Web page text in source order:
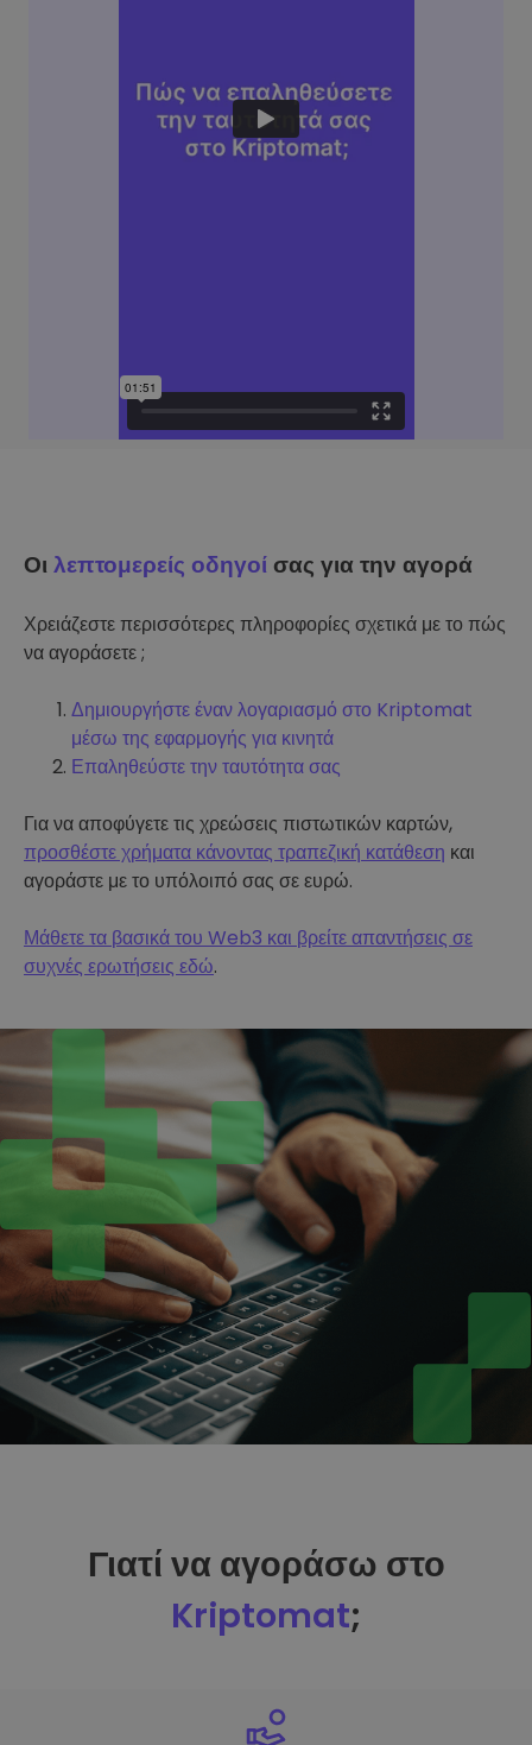
Οιλεπτομερείς οδηγοί σας για την αγορά
Χρειάζεστε περισσότερες πληροφορίες σχετικά με το πώς
να αγοράσετε ;
Δημιουργήστε έναν λογαριασμό στο Kriptomat
μέσω της εφαρμογής για κινητά
Επαληθεύστε την ταυτότητα σας
Για να αποφύγετε τις χρεώσεις πιστωτικών καρτών,
προσθέστε χρήματα κάνοντας τραπεζική κατάθεση και
αγοράστε με το υπόλοιπό σας σε ευρώ.
Μάθετε τα βασικά του Web3 και βρείτε απαντήσεις σε
συχνές ερωτήσεις εδώ.
Γιατί να αγοράσω στο
Kriptomat;